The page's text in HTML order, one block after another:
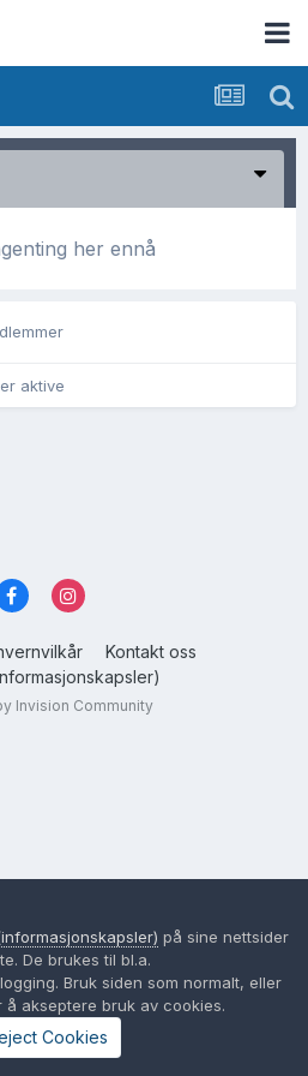
her ennå
aktive
Kontakt oss
Invision Community
på sine nettsider
De brukes til bl.a.
Bruk siden som normalt, eller
akseptere bruk av cookies.
Cookies